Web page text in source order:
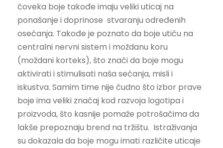
čoveka boje takođe imaju veliki uticaj na
ponašanje i doprinose stvaranju određenih
osećanja. Takođe je poznato da boje utiču na
centralni nervni sistem i moždanu koru
(moždani korteks), što znači da boje mogu
aktivirati i stimulisati naša sećanja, misli i
iskustva. Samim time nije čudno što izbor prave
boje ima veliki značaj kod razvoja logotipa i
proizvoda, što kasnije pomaže potrošačima da
lakše prepoznaju brend na tržištu. Istraživanja
su dokazala da boje mogu imati različite uticaje